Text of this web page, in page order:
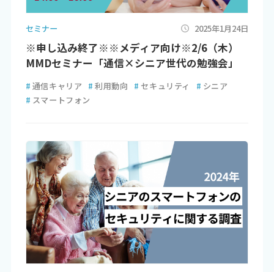
セミナー 2025年1月24日
※申し込み終了※※メディア向け※2/6（木）
MMDセミナー「通信×シニア世代の勉強会」
# 通信キャリア # 利用動向 # セキュリティ # シニア
# スマートフォン